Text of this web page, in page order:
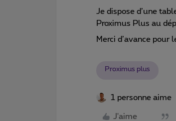
Je dispose d’une
Proximus Plus au
Merci d’avance pour
Proximus plus
1 personne aime
J'aime